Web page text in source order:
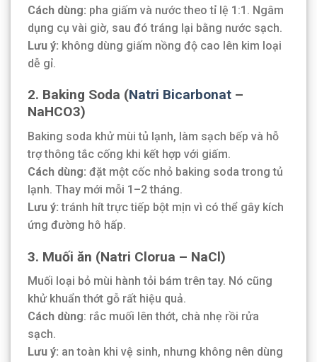
Cách dùng: pha giấm và nước theo tỉ lệ 1:1. Ngâm
dụng cụ vài giờ, sau đó tráng lại bằng nước sạch.
Lưu ý: không dùng giấm nồng độ cao lên kim loại
dễ gỉ.
2. Baking Soda (Natri Bicarbonat –
NaHCO3)
Baking soda khử mùi tủ lạnh, làm sạch bếp và hỗ
trợ thông tắc cống khi kết hợp với giấm.
Cách dùng: đặt một cốc nhỏ baking soda trong tủ
lạnh. Thay mới mỗi 1–2 tháng.
Lưu ý: tránh hít trực tiếp bột mịn vì có thể gây kích
ứng đường hô hấp.
3. Muối ăn (Natri Clorua – NaCl)
Muối loại bỏ mùi hành tỏi bám trên tay. Nó cũng
khử khuẩn thớt gỗ rất hiệu quả.
Cách dùng: rắc muối lên thớt, chà nhẹ rồi rửa
sạch.
Lưu ý: an toàn khi vệ sinh, nhưng không nên dùng